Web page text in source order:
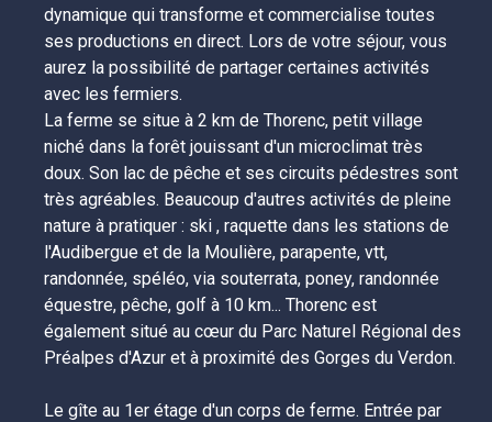
dynamique qui transforme et commercialise toutes
ses productions en direct. Lors de votre séjour, vous
aurez la possibilité de partager certaines activités
avec les fermiers.
La ferme se situe à 2 km de Thorenc, petit village
niché dans la forêt jouissant d'un microclimat très
doux. Son lac de pêche et ses circuits pédestres sont
très agréables. Beaucoup d'autres activités de pleine
nature à pratiquer : ski , raquette dans les stations de
l'Audibergue et de la Moulière, parapente, vtt,
randonnée, spéléo, via souterrata, poney, randonnée
équestre, pêche, golf à 10 km... Thorenc est
également situé au cœur du Parc Naturel Régional des
Préalpes d'Azur et à proximité des Gorges du Verdon.
Le gîte au 1er étage d'un corps de ferme. Entrée par